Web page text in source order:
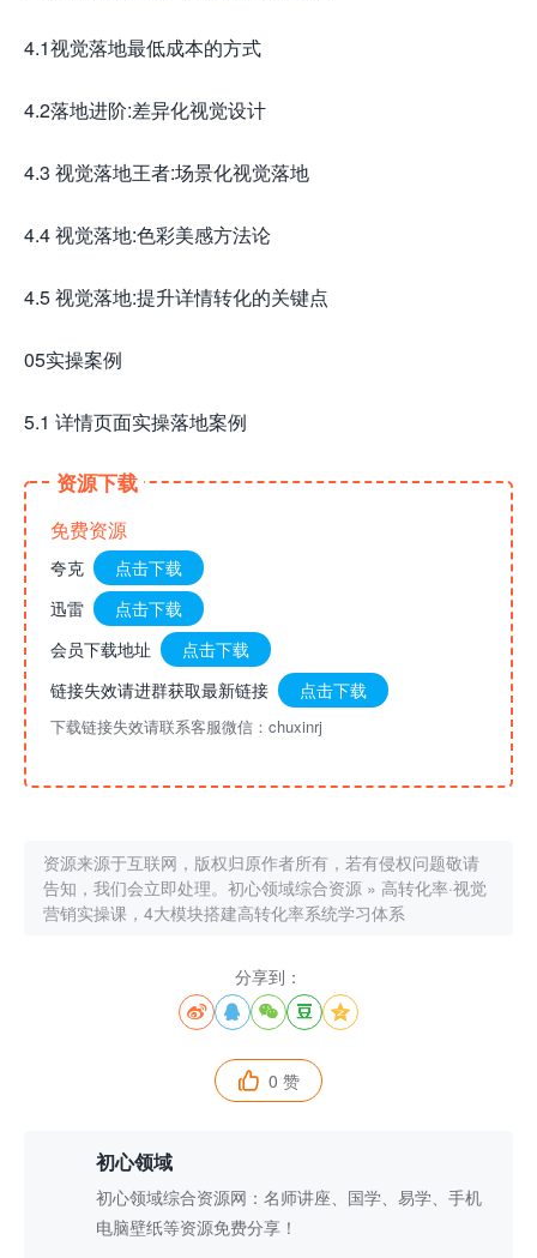
4.1视觉落地最低成本的方式
4.2落地进阶:差异化视觉设计
4.3 视觉落地王者:场景化视觉落地
4.4 视觉落地:色彩美感方法论
4.5 视觉落地:提升详情转化的关键点
05实操案例
5.1 详情页面实操落地案例
资源下载
免费资源
夸克
点击下载
迅雷
点击下载
会员下载地址
点击下载
链接失效请进群获取最新链接
点击下载
下载链接失效请联系客服微信：chuxinrj
资源来源于互联网，版权归原作者所有，若有侵权问题敬请
告知，我们会立即处理。 初心领域综合资源 » 高转化率·视觉
营销实操课，4大模块搭建高转化率系统学习体系
分享到：
    
 0 赞
初心领域
初心领域综合资源网：名师讲座、国学、易学、手机
电脑壁纸等资源免费分享！